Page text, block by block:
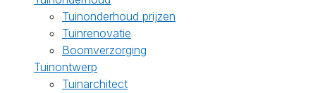
Tuinonderhoud prijzen
Tuinrenovatie
Boomverzorging
Tuinontwerp
Tuinarchitect